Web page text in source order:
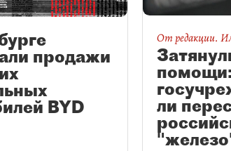
продажи
BYD
От редакции.
помощи:
ли